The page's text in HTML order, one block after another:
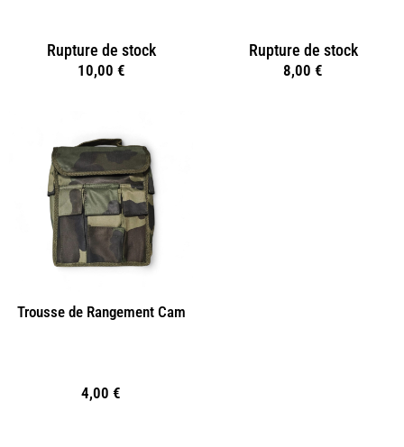
Rupture de stock
10,00 €
Rupture de stock
8,00 €
Trousse de Rangement Cam
4,00 €